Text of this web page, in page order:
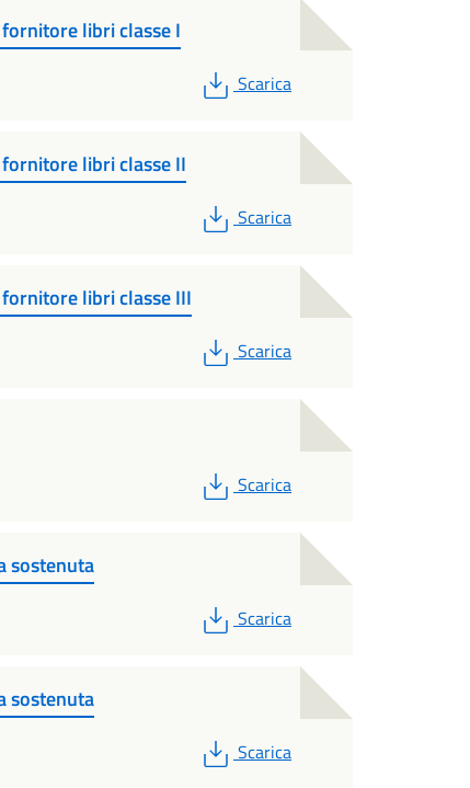
libri classe I
PDF
Scarica
libri classe II
PDF
Scarica
libri classe III
PDF
Scarica
PDF
Scarica
sostenuta
PDF
Scarica
sostenuta
PDF
Scarica